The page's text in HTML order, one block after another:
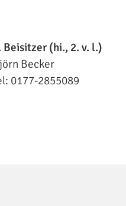
Beisitzer (hi., 2. v. l.)
Becker
0177-2855089